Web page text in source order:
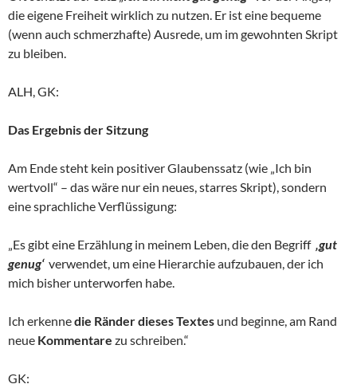
die eigene Freiheit wirklich zu nutzen. Er ist eine bequeme
(wenn auch schmerzhafte) Ausrede, um im gewohnten Skript
zu bleiben.
ALH, GK:
Das Ergebnis der Sitzung
Am Ende steht kein positiver Glaubenssatz (wie „Ich bin
wertvoll“ – das wäre nur ein neues, starres Skript), sondern
eine sprachliche Verflüssigung:
„Es gibt eine Erzählung in meinem Leben, die den Begriff ‚gut
genug‘verwendet, um eine Hierarchie aufzubauen, der ich
mich bisher unterworfen habe.
Ich erkennedie Ränder diesesTextes und beginne, am Rand
neue Kommentare zu schreiben.“
GK: